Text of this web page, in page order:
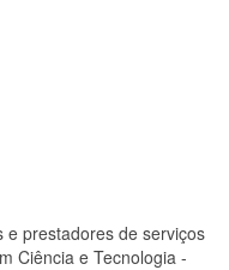
e prestadores de serviços
Ciência e Tecnologia -